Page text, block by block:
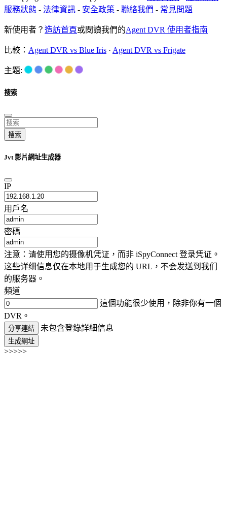
服務狀態 - 法律資訊 - 安全政策 - 聯絡我們 - 常見問題
新使用者？ 造訪首頁或閱讀我們的Agent DVR 使用者指南
比較： Agent DVR vs Blue Iris · Agent DVR vs Frigate
主題:
搜索
搜索
Jvt 影片網址生成器
IP
用戶名
密碼
注意：请使用您的摄像机凭证，而非 iSpyConnect 登录凭证。
这些详细信息仅在本地用于生成您的 URL，不会发送到我们
的服务器。
頻道
這個功能很少使用，除非你有一個
DVR。
分享連結 未包含登錄詳細信息
生成網址
>>>>>